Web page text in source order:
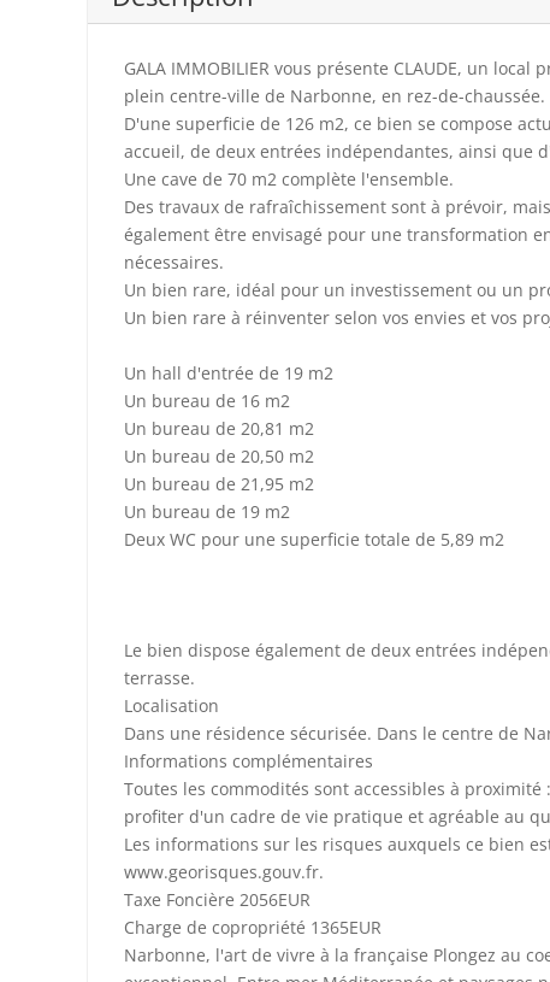
GALA IMMOBILIER vous présente CLAUDE, un
plein centre-ville de Narbonne, en rez-de-chaussée.
D'une superficie de 126 m2, ce bien se compose
accueil, de deux entrées indépendantes, ainsi que
Une cave de 70 m2 complète l'ensemble.
Des travaux de rafraîchissement sont à prévoir,
également être envisagé pour une transformation
nécessaires.
Un bien rare, idéal pour un investissement ou un
Un bien rare à réinventer selon vos envies et vos
Un hall d'entrée de 19 m2
Un bureau de 16 m2
Un bureau de 20,81 m2
Un bureau de 20,50 m2
Un bureau de 21,95 m2
Un bureau de 19 m2
Deux WC pour une superficie totale de 5,89 m2
Le bien dispose également de deux entrées
terrasse.
Localisation
Dans une résidence sécurisée. Dans le centre de
Informations complémentaires
Toutes les commodités sont accessibles à
profiter d'un cadre de vie pratique et agréable au
Les informations sur les risques auxquels ce bien
www.georisques.gouv.fr.
Taxe Foncière 2056EUR
Charge de copropriété 1365EUR
Narbonne, l'art de vivre à la française Plongez au